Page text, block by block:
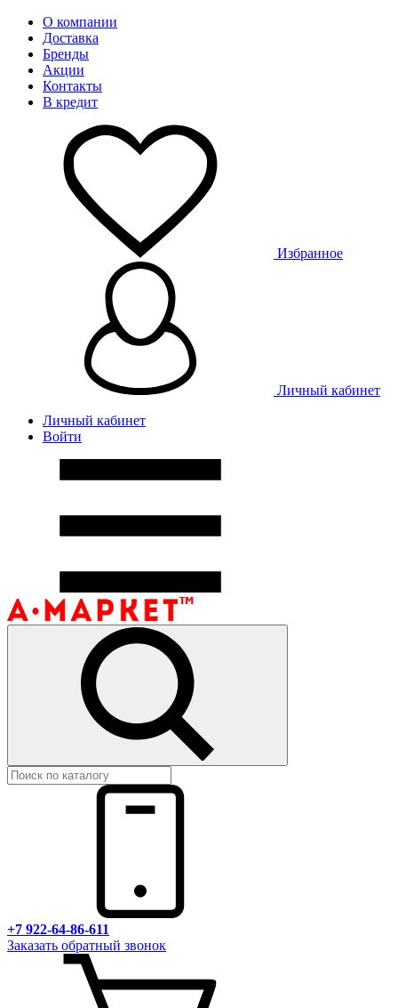
О компании
Доставка
Бренды
Акции
Контакты
В кредит
Избранное
Личный кабинет
Личный кабинет
Войти
+7 922-64-86-611
Заказать обратный звонок